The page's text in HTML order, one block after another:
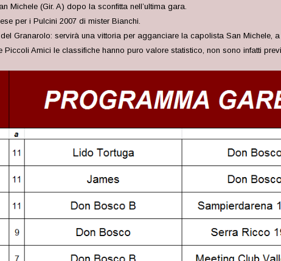
Michele (Gir. A) dopo la sconfitta nell’ultima gara.
per i Pulcini 2007 di mister Bianchi.
Granarolo: servirà una vittoria per agganciare la capolista San Michele,
Piccoli Amici le classifiche hanno puro valore statistico, non sono infatti